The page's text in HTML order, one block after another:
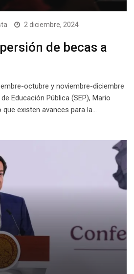
2 diciembre, 2024
de becas a
octubre y noviembre-diciembre
Educación Pública (SEP), Mario
existen avances para la…